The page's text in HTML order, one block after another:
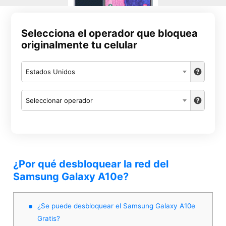
Selecciona el operador que bloquea
originalmente tu celular
Estados Unidos
Seleccionar operador
¿Por qué desbloquear la red del
Samsung Galaxy A10e?
¿Se puede desbloquear el Samsung Galaxy A10e
Gratis?